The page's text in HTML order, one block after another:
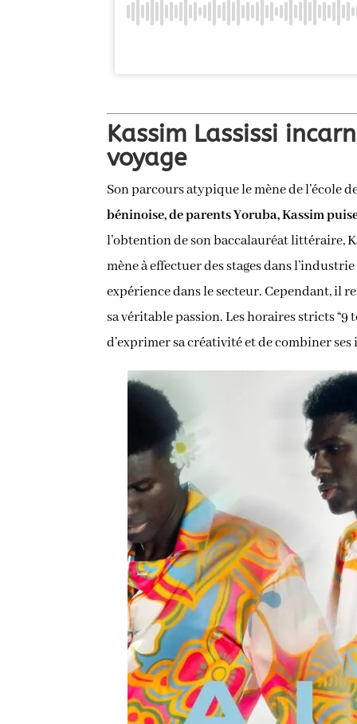
Kassim Lassissi
voyage
Son parcours atypique le mène de l’école
béninoise, de parents Yoruba, Kassim
l’obtention de son baccalauréat littéraire,
mène à effectuer des stages dans
expérience dans le secteur. Cependant, il
sa véritable passion. Les horaires stricts
d’exprimer sa créativité et de combiner